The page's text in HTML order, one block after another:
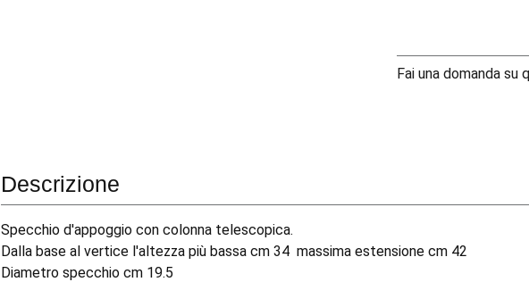
Fai una domanda
Descrizione
Specchio d'appoggio con colonna telescopica.
Dalla base al vertice l'altezza più bassa cm 34 massima estensione cm 42
Diametro specchio cm 19.5